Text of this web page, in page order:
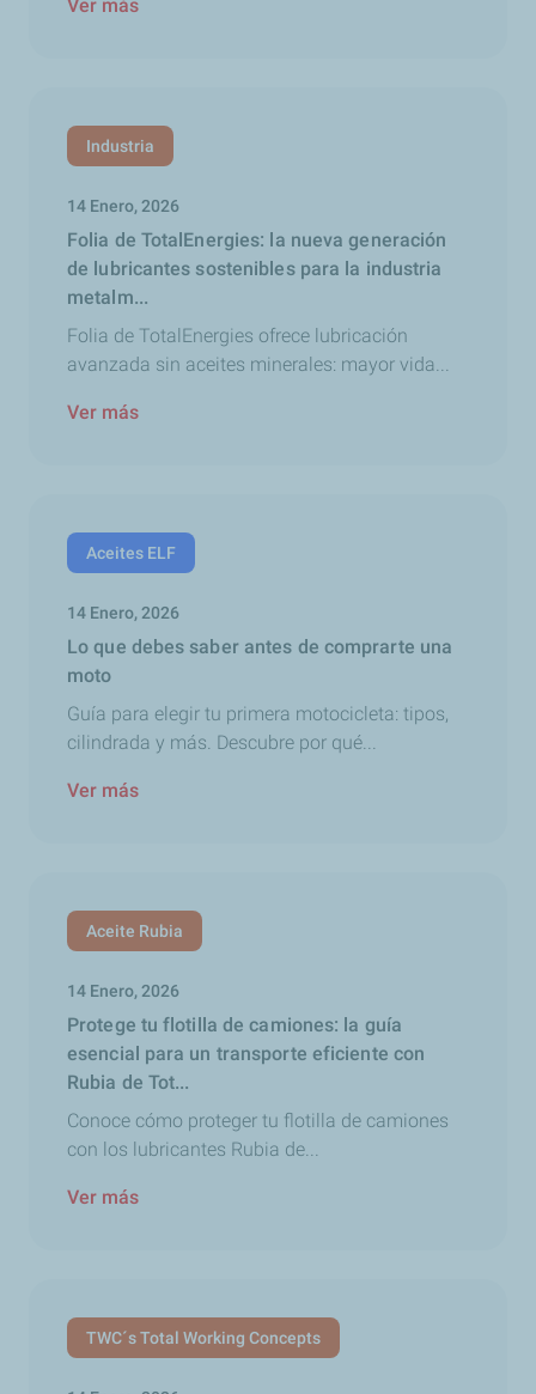
Ver más
Industria
14 Enero, 2026
Folia de TotalEnergies: la nueva generación
de lubricantes sostenibles para la industria
metalm...
Folia de TotalEnergies ofrece lubricación
avanzada sin aceites minerales: mayor vida...
Ver más
Aceites ELF
14 Enero, 2026
Lo que debes saber antes de comprarte una
moto
Guía para elegir tu primera motocicleta: tipos,
cilindrada y más. Descubre por qué...
Ver más
Aceite Rubia
14 Enero, 2026
Protege tu flotilla de camiones: la guía
esencial para un transporte eficiente con
Rubia de Tot...
Conoce cómo proteger tu flotilla de camiones
con los lubricantes Rubia de...
Ver más
TWC´s Total Working Concepts